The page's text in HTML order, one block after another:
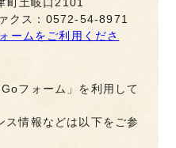
土岐口2101
ス：0572-54-8971
ームをご利用くださ
フォーム」を利用して
ス情報などは以下をご参